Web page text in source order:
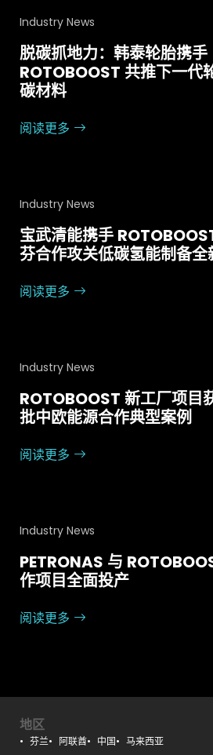
Industry News
脱碳抓地力：韩泰轮胎携手
ROTOBOOST 共推下一代
碳材料
阅读更多
Industry News
宝武清能携手
芬合作攻关低碳氢能制备全
阅读更多
Industry News
ROTOBOOST 新工厂项目
批中欧能源合作典型案例
阅读更多
Industry News
PETRONAS 与
作项目全面投产
阅读更多
地区
芬兰 阿联酋 中国 马来西亚